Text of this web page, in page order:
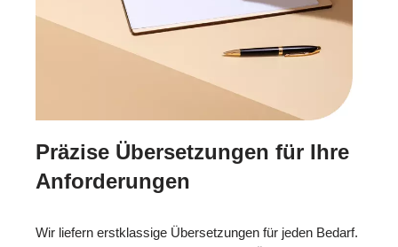
Präzise Übersetzungen für Ihre
Anforderungen
Wir liefern erstklassige Übersetzungen für jeden Bedarf.